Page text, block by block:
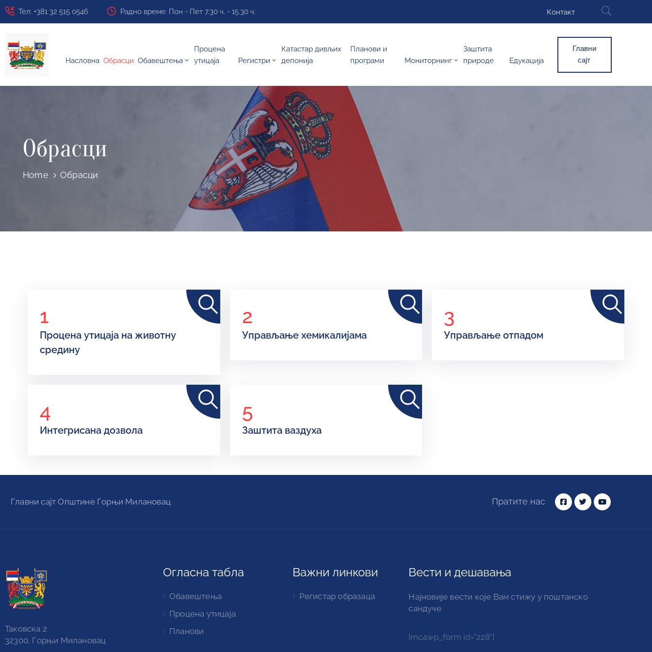
Тел: +381 32 515 0546 Радно време: Пон - Пет 7.30 ч. - 15.30 ч. Контакт
Насловна Обрасци Обавештења
Процена
утицаја
Регистри
Катастар дивљих
депонија
Планови и
програми
Мониторнинг
Заштита
природе
Едукација
Главни
сајт
Обрасци
Home Обрасци
1
Процена утицаја на животну
средину
2
Управљање хемикалијама
3
Управљање отпадом
4
Интегрисана дозвола
5
Заштита ваздуха
Главни сајт Oпштине Горњи Милановац Пратите нас
Таковска 2
32300, Горњи Милановац
Огласна табла
Обавештења
Процена утицаја
Планови
Важни линкови
Регистар образаца
Вести и дешавања
Најновије вести које Вам стижу у поштанско
сандуче
[mc4wp_form id="228"]